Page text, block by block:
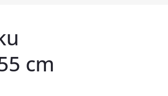
cm